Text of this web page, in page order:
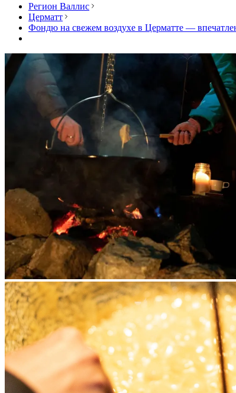
Регион Валлис
Церматт
Фондю на свежем воздухе в Церматте —